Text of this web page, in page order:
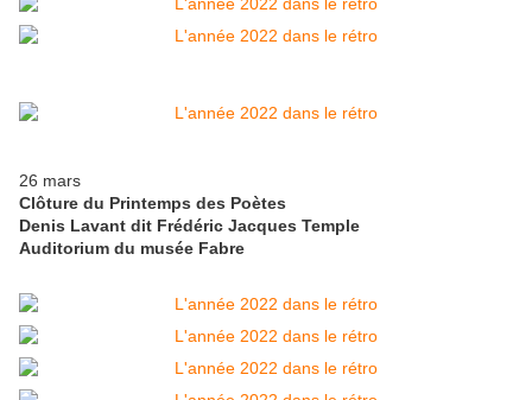
26 mars
Clôture du Printemps des Poètes
Denis Lavant dit Frédéric Jacques Temple
Auditorium du musée Fabre